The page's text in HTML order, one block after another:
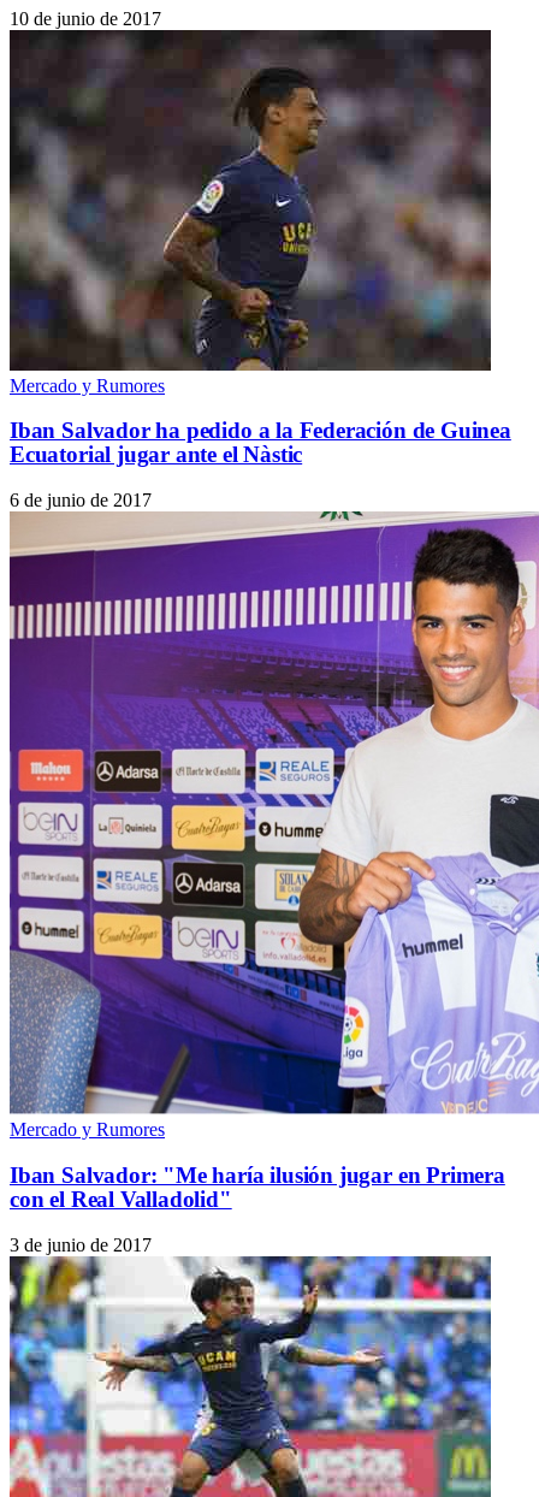
10 de junio de 2017
Mercado y Rumores
Iban Salvador ha pedido a la Federación de Guinea
Ecuatorial jugar ante el Nàstic
6 de junio de 2017
Mercado y Rumores
Iban Salvador: "Me haría ilusión jugar en Primera
con el Real Valladolid"
3 de junio de 2017